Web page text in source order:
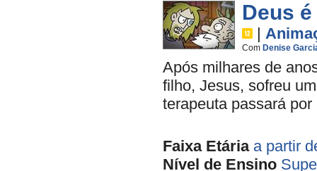
Deus
|
Com Denise
Após milhares de
filho, Jesus, sofreu
terapeuta passará
Faixa Etária a partir
Nível de Ensino